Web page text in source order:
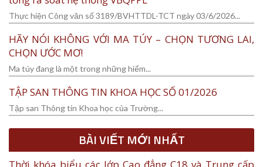
Thực hiện Công văn số 3189/BVHTTDL-TCT ngày 03/6/2026...
HÃY NÓI KHÔNG VỚI MA TÚY – CHỌN TƯƠNG LAI,
CHỌN ƯỚC MƠ!
Ma túy đang là một trong những hiểm...
TẬP SAN THÔNG TIN KHOA HỌC SỐ 01/2026
Tập san Thông tin Khoa học của Trường...
BÀI VIẾT MỚI NHẤT